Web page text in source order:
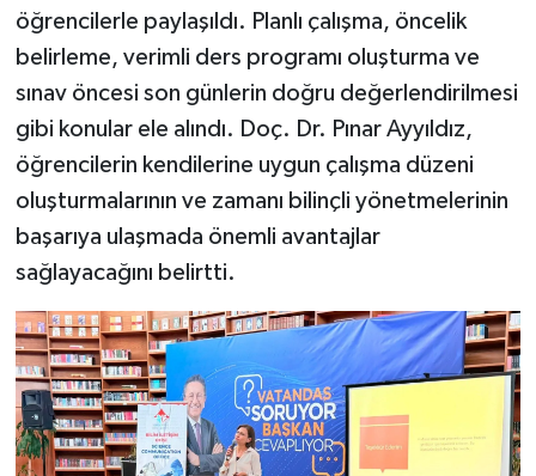
öğrencilerle paylaşıldı. Planlı çalışma, öncelik
belirleme, verimli ders programı oluşturma ve
sınav öncesi son günlerin doğru değerlendirilmesi
gibi konular ele alındı. Doç. Dr. Pınar Ayyıldız,
öğrencilerin kendilerine uygun çalışma düzeni
oluşturmalarının ve zamanı bilinçli yönetmelerinin
başarıya ulaşmada önemli avantajlar
sağlayacağını belirtti.